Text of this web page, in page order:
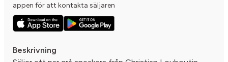
appen för att kontakta säljaren
Beskrivning